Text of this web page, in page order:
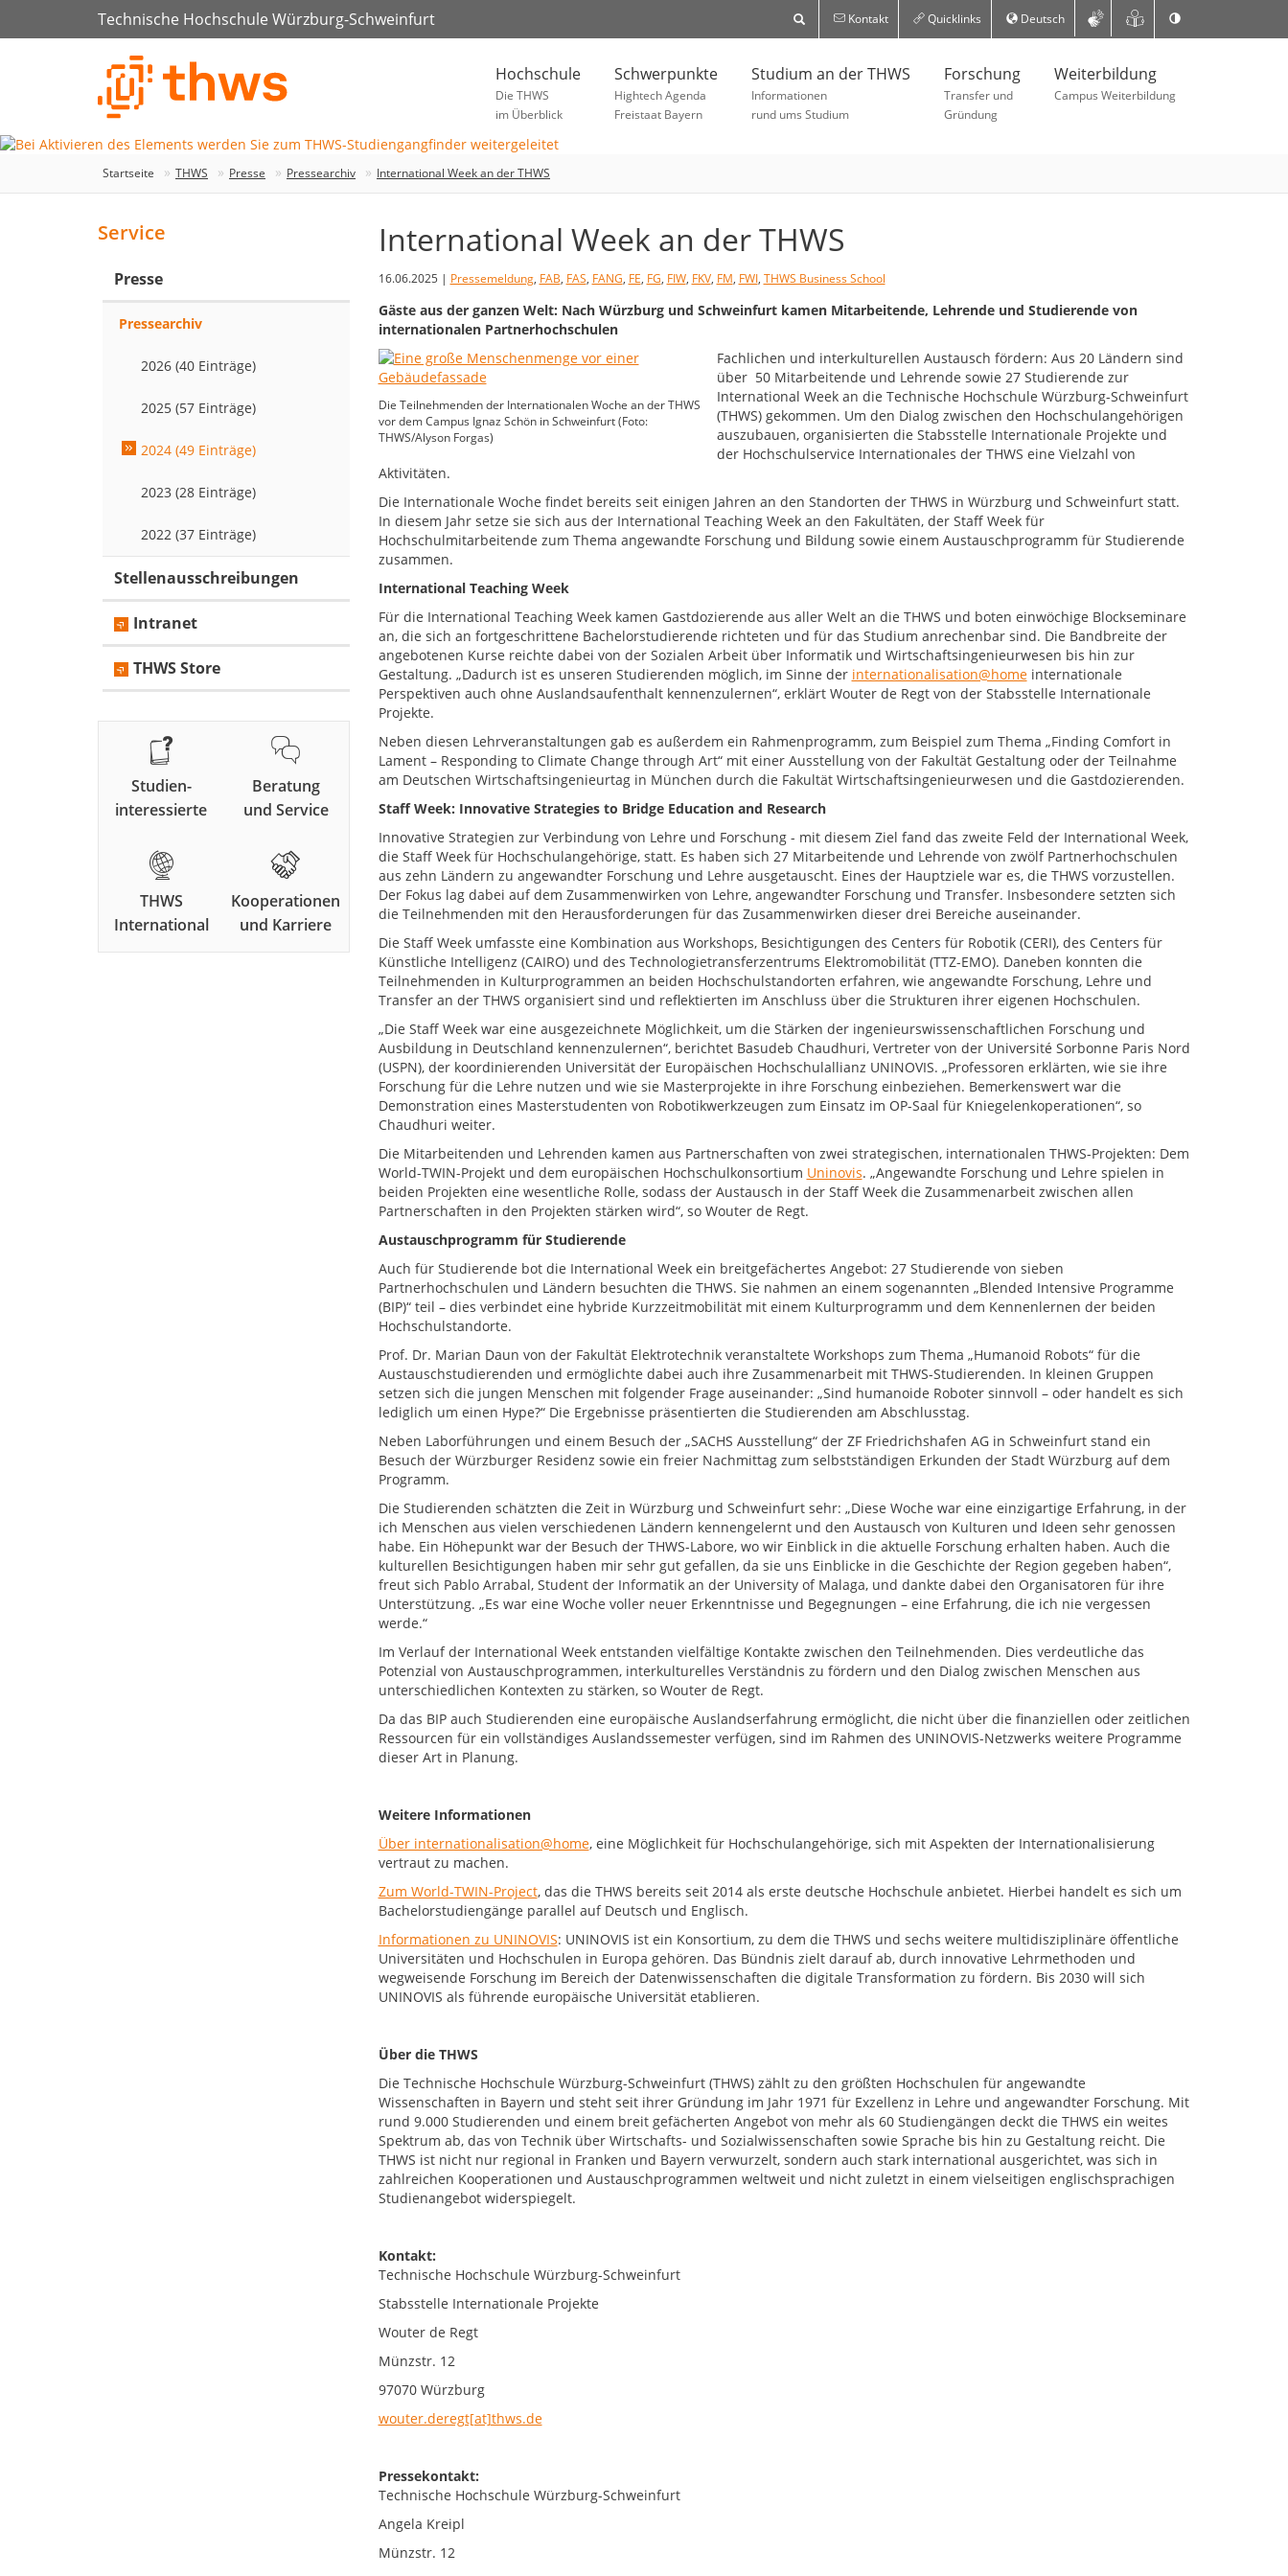
Technische Hochschule Würzburg-Schweinfurt Kontakt Quicklinks Deutsch
Hochschule
Die THWS
im Überblick
Schwerpunkte
Hightech Agenda
Freistaat Bayern
Studium an der THWS
Informationen
rund ums Studium
Forschung
Transfer und
Gründung
Weiterbildung
Campus Weiterbildung
Startseite THWS Presse Pressearchiv International Week an der THWS
International Week an der THWS
16.06.2025 | Pressemeldung, FAB, FAS, FANG, FE, FG, FIW, FKV, FM, FWI, THWS Business School
Gäste aus der ganzen Welt: Nach Würzburg und Schweinfurt kamen Mitarbeitende, Lehrende und Studierende von
internationalen Partnerhochschulen
Die Teilnehmenden der Internationalen Woche an der THWS
vor dem Campus Ignaz Schön in Schweinfurt (Foto:
THWS/Alyson Forgas)
Fachlichen und interkulturellen Austausch fördern: Aus 20 Ländern sind
über 50 Mitarbeitende und Lehrende sowie 27 Studierende zur
International Week an die Technische Hochschule Würzburg-Schweinfurt
(THWS) gekommen. Um den Dialog zwischen den Hochschulangehörigen
auszubauen, organisierten die Stabsstelle Internationale Projekte und
der Hochschulservice Internationales der THWS eine Vielzahl von
Aktivitäten.
Die Internationale Woche findet bereits seit einigen Jahren an den Standorten der THWS in Würzburg und Schweinfurt statt.
In diesem Jahr setze sie sich aus der International Teaching Week an den Fakultäten, der Staff Week für
Hochschulmitarbeitende zum Thema angewandte Forschung und Bildung sowie einem Austauschprogramm für Studierende
zusammen.
International Teaching Week
Für die International Teaching Week kamen Gastdozierende aus aller Welt an die THWS und boten einwöchige Blockseminare
an, die sich an fortgeschrittene Bachelorstudierende richteten und für das Studium anrechenbar sind. Die Bandbreite der
angebotenen Kurse reichte dabei von der Sozialen Arbeit über Informatik und Wirtschaftsingenieurwesen bis hin zur
Gestaltung. „Dadurch ist es unseren Studierenden möglich, im Sinne der internationalisation@homeinternationale
Perspektiven auch ohne Auslandsaufenthalt kennenzulernen“, erklärt Wouter de Regt von der Stabsstelle Internationale
Projekte.
Neben diesen Lehrveranstaltungen gab es außerdem ein Rahmenprogramm, zum Beispiel zum Thema „Finding Comfort in
Lament – Responding to Climate Change through Art“ mit einer Ausstellung von der Fakultät Gestaltung oder der Teilnahme
am Deutschen Wirtschaftsingenieurtag in München durch die Fakultät Wirtschaftsingenieurwesen und die Gastdozierenden.
Staff Week: Innovative Strategies to Bridge Education and Research
Innovative Strategien zur Verbindung von Lehre und Forschung - mit diesem Ziel fand das zweite Feld der International Week,
die Staff Week für Hochschulangehörige, statt. Es haben sich 27 Mitarbeitende und Lehrende von zwölf Partnerhochschulen
aus zehn Ländern zu angewandter Forschung und Lehre ausgetauscht. Eines der Hauptziele war es, die THWS vorzustellen.
Der Fokus lag dabei auf dem Zusammenwirken von Lehre, angewandter Forschung und Transfer. Insbesondere setzten sich
die Teilnehmenden mit den Herausforderungen für das Zusammenwirken dieser drei Bereiche auseinander.
Die Staff Week umfasste eine Kombination aus Workshops, Besichtigungen des Centers für Robotik (CERI), des Centers für
Künstliche Intelligenz (CAIRO) und des Technologietransferzentrums Elektromobilität (TTZ-EMO). Daneben konnten die
Teilnehmenden in Kulturprogrammen an beiden Hochschulstandorten erfahren, wie angewandte Forschung, Lehre und
Transfer an der THWS organisiert sind und reflektierten im Anschluss über die Strukturen ihrer eigenen Hochschulen.
„Die Staff Week war eine ausgezeichnete Möglichkeit, um die Stärken der ingenieurswissenschaftlichen Forschung und
Ausbildung in Deutschland kennenzulernen“, berichtet Basudeb Chaudhuri, Vertreter von der Université Sorbonne Paris Nord
(USPN), der koordinierenden Universität der Europäischen Hochschulallianz UNINOVIS. „Professoren erklärten, wie sie ihre
Forschung für die Lehre nutzen und wie sie Masterprojekte in ihre Forschung einbeziehen. Bemerkenswert war die
Demonstration eines Masterstudenten von Robotikwerkzeugen zum Einsatz im OP-Saal für Kniegelenkoperationen“, so
Chaudhuri weiter.
Die Mitarbeitenden und Lehrenden kamen aus Partnerschaften von zwei strategischen, internationalen THWS-Projekten: Dem
World-TWIN-Projekt und dem europäischen Hochschulkonsortium Uninovis. „Angewandte Forschung und Lehre spielen in
beiden Projekten eine wesentliche Rolle, sodass der Austausch in der Staff Week die Zusammenarbeit zwischen allen
Partnerschaften in den Projekten stärken wird“, so Wouter de Regt.
Austauschprogramm für Studierende
Auch für Studierende bot die International Week ein breitgefächertes Angebot: 27 Studierende von sieben
Partnerhochschulen und Ländern besuchten die THWS. Sie nahmen an einem sogenannten „Blended Intensive Programme
(BIP)“ teil – dies verbindet eine hybride Kurzzeitmobilität mit einem Kulturprogramm und dem Kennenlernen der beiden
Hochschulstandorte.
Prof. Dr. Marian Daun von der Fakultät Elektrotechnik veranstaltete Workshops zum Thema „Humanoid Robots“ für die
Austauschstudierenden und ermöglichte dabei auch ihre Zusammenarbeit mit THWS-Studierenden. In kleinen Gruppen
setzen sich die jungen Menschen mit folgender Frage auseinander: „Sind humanoide Roboter sinnvoll – oder handelt es sich
lediglich um einen Hype?“ Die Ergebnisse präsentierten die Studierenden am Abschlusstag.
Neben Laborführungen und einem Besuch der „SACHS Ausstellung“ der ZF Friedrichshafen AG in Schweinfurt stand ein
Besuch der Würzburger Residenz sowie ein freier Nachmittag zum selbstständigen Erkunden der Stadt Würzburg auf dem
Programm.
Die Studierenden schätzten die Zeit in Würzburg und Schweinfurt sehr: „Diese Woche war eine einzigartige Erfahrung, in der
ich Menschen aus vielen verschiedenen Ländern kennengelernt und den Austausch von Kulturen und Ideen sehr genossen
habe. Ein Höhepunkt war der Besuch der THWS-Labore, wo wir Einblick in die aktuelle Forschung erhalten haben. Auch die
kulturellen Besichtigungen haben mir sehr gut gefallen, da sie uns Einblicke in die Geschichte der Region gegeben haben“,
freut sich Pablo Arrabal, Student der Informatik an der University of Malaga, und dankte dabei den Organisatoren für ihre
Unterstützung. „Es war eine Woche voller neuer Erkenntnisse und Begegnungen – eine Erfahrung, die ich nie vergessen
werde.“
Im Verlauf der International Week entstanden vielfältige Kontakte zwischen den Teilnehmenden. Dies verdeutliche das
Potenzial von Austauschprogrammen, interkulturelles Verständnis zu fördern und den Dialog zwischen Menschen aus
unterschiedlichen Kontexten zu stärken, so Wouter de Regt.
Da das BIP auch Studierenden eine europäische Auslandserfahrung ermöglicht, die nicht über die finanziellen oder zeitlichen
Ressourcen für ein vollständiges Auslandssemester verfügen, sind im Rahmen des UNINOVIS-Netzwerks weitere Programme
dieser Art in Planung.
Weitere Informationen
Über internationalisation@home, eine Möglichkeit für Hochschulangehörige, sich mit Aspekten der Internationalisierung
vertraut zu machen.
Zum World-TWIN-Project, das die THWS bereits seit 2014 als erste deutsche Hochschule anbietet. Hierbei handelt es sich um
Bachelorstudiengänge parallel auf Deutsch und Englisch.
Informationen zu UNINOVIS: UNINOVIS ist ein Konsortium, zu dem die THWS und sechs weitere multidisziplinäre öffentliche
Universitäten und Hochschulen in Europa gehören. Das Bündnis zielt darauf ab, durch innovative Lehrmethoden und
wegweisende Forschung im Bereich der Datenwissenschaften die digitale Transformation zu fördern. Bis 2030 will sich
UNINOVIS als führende europäische Universität etablieren.
Über die THWS
Die Technische Hochschule Würzburg-Schweinfurt (THWS) zählt zu den größten Hochschulen für angewandte
Wissenschaften in Bayern und steht seit ihrer Gründung im Jahr 1971 für Exzellenz in Lehre und angewandter Forschung. Mit
rund 9.000 Studierenden und einem breit gefächerten Angebot von mehr als 60 Studiengängen deckt die THWS ein weites
Spektrum ab, das von Technik über Wirtschafts- und Sozialwissenschaften sowie Sprache bis hin zu Gestaltung reicht. Die
THWS ist nicht nur regional in Franken und Bayern verwurzelt, sondern auch stark international ausgerichtet, was sich in
zahlreichen Kooperationen und Austauschprogrammen weltweit und nicht zuletzt in einem vielseitigen englischsprachigen
Studienangebot widerspiegelt.
Kontakt:
Technische Hochschule Würzburg-Schweinfurt
Stabsstelle Internationale Projekte
Wouter de Regt
Münzstr. 12
97070 Würzburg
wouter.deregt[at]thws.de
Pressekontakt:
Technische Hochschule Würzburg-Schweinfurt
Angela Kreipl
Münzstr. 12
Service
Presse
Pressearchiv
2026 (40 Einträge)
2025 (57 Einträge)
2024 (49 Einträge)
2023 (28 Einträge)
2022 (37 Einträge)
Stellenausschreibungen
Intranet
THWS Store
Studien-
interessierte
Beratung
und Service
THWS
International
Kooperationen
und Karriere